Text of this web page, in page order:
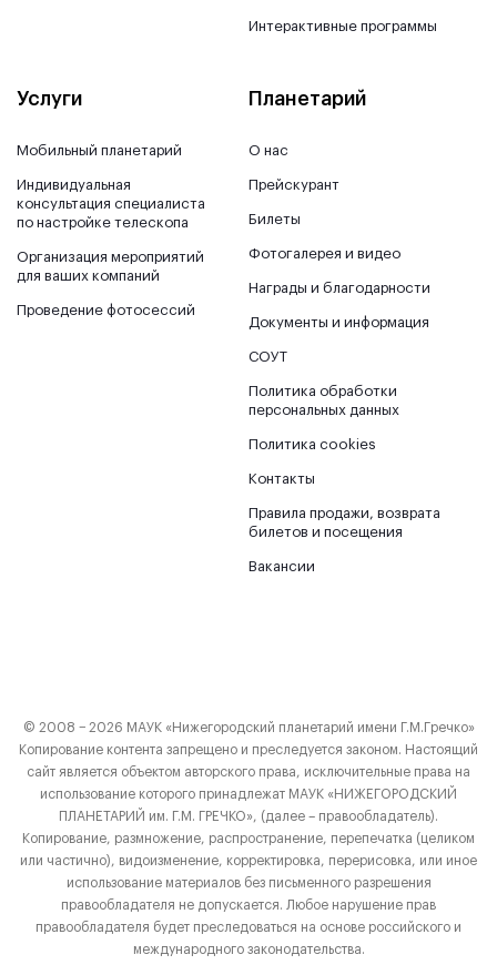
Интерактивные программы
Услуги
Мобильный планетарий
Индивидуальная
консультация специалиста
по настройке телескопа
Организация мероприятий
для ваших компаний
Проведение фотосессий
Планетарий
О нас
Прейскурант
Билеты
Фотогалерея и видео
Награды и благодарности
Документы и информация
СОУТ
Политика обработки
персональных данных
Политика cookies
Контакты
Правила продажи, возврата
билетов и посещения
Вакансии
© 2008 − 2026 МАУК «Нижегородский планетарий имени Г.М.Гречко»
Копирование контента запрещено и преследуется законом. Настоящий
сайт является объектом авторского права, исключительные права на
использование которого принадлежат МАУК «НИЖЕГОРОДСКИЙ
ПЛАНЕТАРИЙ им. Г.М. ГРЕЧКО», (далее – правообладатель).
Копирование, размножение, распространение, перепечатка (целиком
или частично), видоизменение, корректировка, перерисовка, или иное
использование материалов без письменного разрешения
правообладателя не допускается. Любое нарушение прав
правообладателя будет преследоваться на основе российского и
международного законодательства.